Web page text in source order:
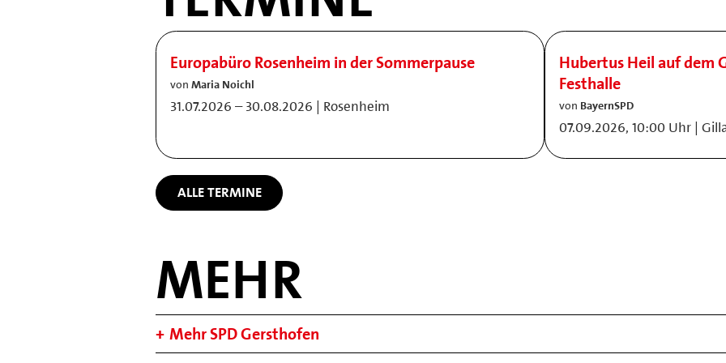
Europabüro Rosenheim in der Sommerpause
von Maria Noichl
31.07.2026 – 30.08.2026 | Rosenheim
Hubertus Heil auf dem
Festhalle
von BayernSPD
07.09.2026, 10:00 Uhr |
ALLE TERMINE
MEHR
Mehr SPD Gersthofen